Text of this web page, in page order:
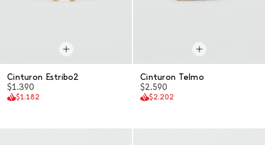
Cinturon Estribo2
$1.390
$1.182
Cinturon Telmo
$2.590
$2.202